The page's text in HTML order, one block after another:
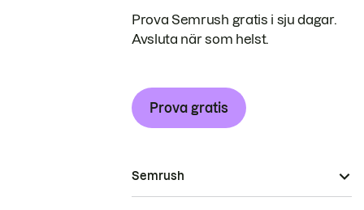
Prova Semrush gratis i sju dagar.
Avsluta när som helst.
Prova gratis
Semrush